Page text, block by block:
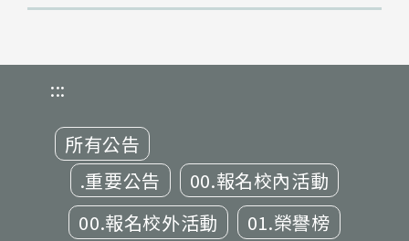
:::
所有公告
.重要公告
00.報名校內活動
00.報名校外活動
01.榮譽榜